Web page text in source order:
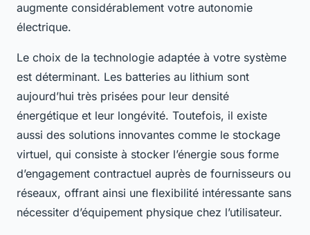
augmente considérablement votre autonomie
électrique.
Le choix de la technologie adaptée à votre système
est déterminant. Les batteries au lithium sont
aujourd’hui très prisées pour leur densité
énergétique et leur longévité. Toutefois, il existe
aussi des solutions innovantes comme le stockage
virtuel, qui consiste à stocker l’énergie sous forme
d’engagement contractuel auprès de fournisseurs ou
réseaux, offrant ainsi une flexibilité intéressante sans
nécessiter d’équipement physique chez l’utilisateur.